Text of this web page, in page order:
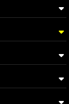
An Việt
An Việt
ích và đảm bảo